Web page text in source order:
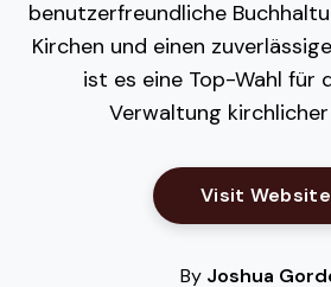
benutzerfreundliche
Kirchen und einen
ist es eine Top-Wahl für
Verwaltung kirchlicher
Visit Website
By Joshua